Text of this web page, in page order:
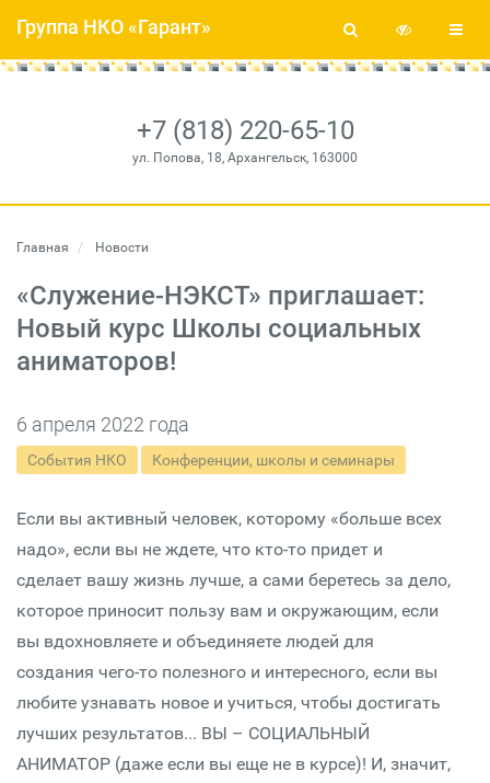
+7 (818) 220-65-10
ул. Попова, 18, Архангельск, 163000
Группа НКО «Гарант»
Главная Новости
«Служение-НЭКСТ» приглашает:
Новый курс Школы социальных
аниматоров!
6 апреля 2022 года
События НКО Конференции, школы и семинары
Если вы активный человек, которому «больше всех
надо», если вы не ждете, что кто-то придет и
сделает вашу жизнь лучше, а сами беретесь за дело,
которое приносит пользу вам и окружающим, если
вы вдохновляете и объединяете людей для
создания чего-то полезного и интересного, если вы
любите узнавать новое и учиться, чтобы достигать
лучших результатов... ВЫ – СОЦИАЛЬНЫЙ
АНИМАТОР (даже если вы еще не в курсе)! И, значит,